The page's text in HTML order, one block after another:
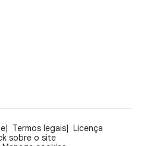
Termos legais
Licença
sobre o site